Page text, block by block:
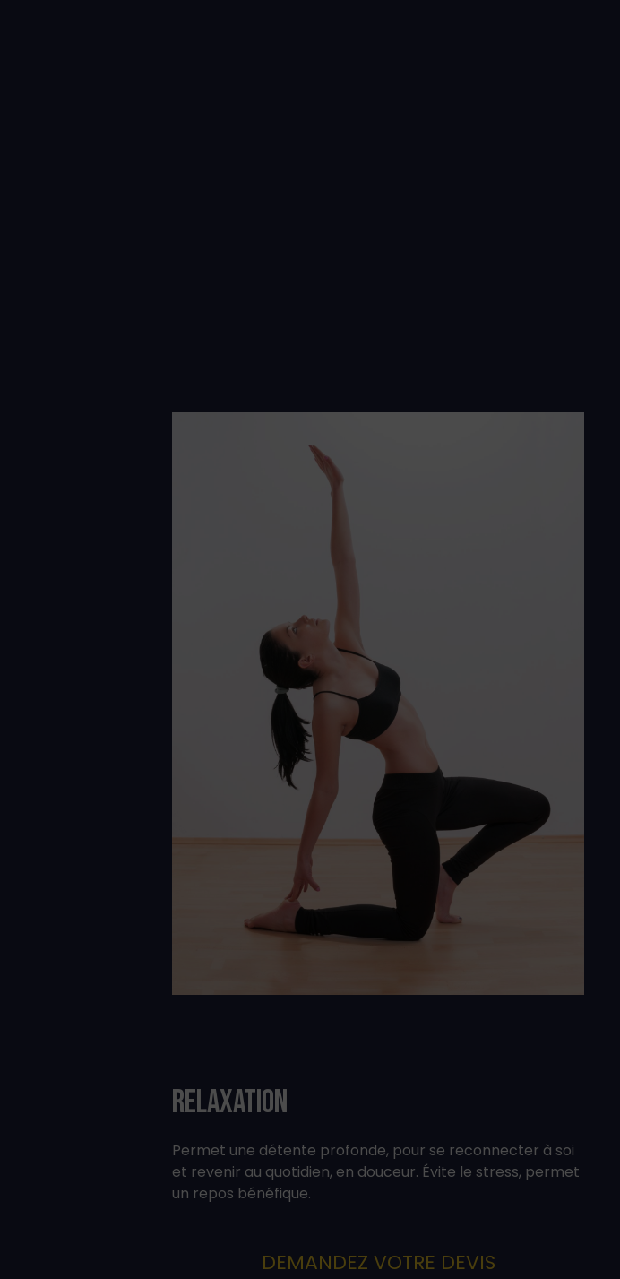
Relaxation
Permet une détente profonde, pour se reconnecter à soi
et revenir au quotidien, en douceur. Évite le stress, permet
un repos bénéfique.
DEMANDEZ VOTRE DEVIS